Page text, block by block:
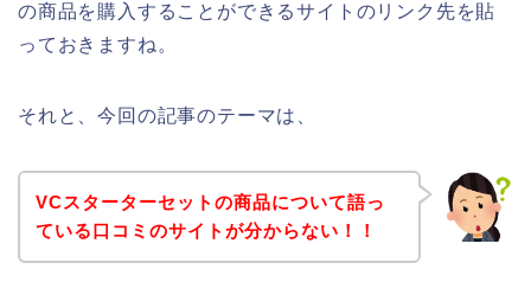
の商品を購入することができるサイトのリンク先を貼
っておきますね。
それと、今回の記事のテーマは、
VCスターターセットの商品について語っ
ている口コミのサイトが分からない！！